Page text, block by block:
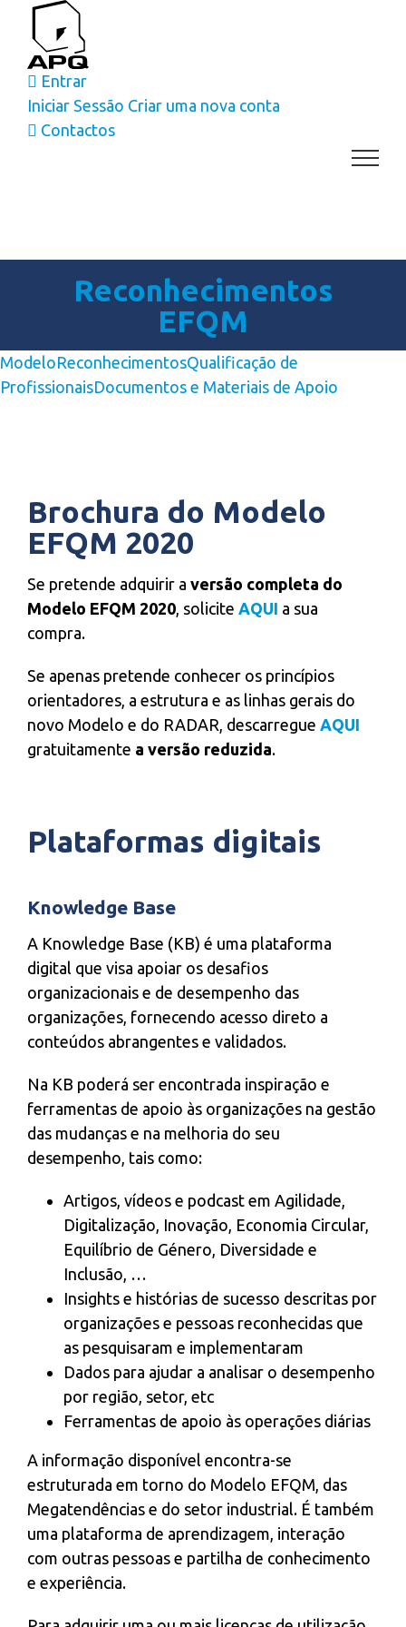
content
Entrar
Iniciar Sessão Criar uma nova conta
Contactos
Reconhecimentos
EFQM
ModeloReconhecimentosQualificação de
ProfissionaisDocumentos e Materiais de Apoio
Brochura do Modelo
EFQM 2020
Se pretende adquirir a versão completa do
Modelo EFQM 2020, solicite AQUI a sua
compra.
Se apenas pretende conhecer os princípios
orientadores, a estrutura e as linhas gerais do
novo Modelo e do RADAR, descarregue AQUI
gratuitamente a versão reduzida.
Plataformas digitais
Knowledge Base
A Knowledge Base (KB) é uma plataforma
digital que visa apoiar os desafios
organizacionais e de desempenho das
organizações, fornecendo acesso direto a
conteúdos abrangentes e validados.
Na KB poderá ser encontrada inspiração e
ferramentas de apoio às organizações na gestão
das mudanças e na melhoria do seu
desempenho, tais como:
Artigos, vídeos e podcast em Agilidade,
Digitalização, Inovação, Economia Circular,
Equilíbrio de Género, Diversidade e
Inclusão, …
Insights e histórias de sucesso descritas por
organizações e pessoas reconhecidas que
as pesquisaram e implementaram
Dados para ajudar a analisar o desempenho
por região, setor, etc
Ferramentas de apoio às operações diárias
A informação disponível encontra-se
estruturada em torno do Modelo EFQM, das
Megatendências e do setor industrial. É também
uma plataforma de aprendizagem, interação
com outras pessoas e partilha de conhecimento
e experiência.